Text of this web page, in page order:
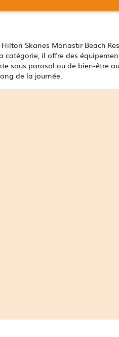
Hilton Skanes Monastir Beach
il offre des
sous parasol ou de bien-être
de la journée.